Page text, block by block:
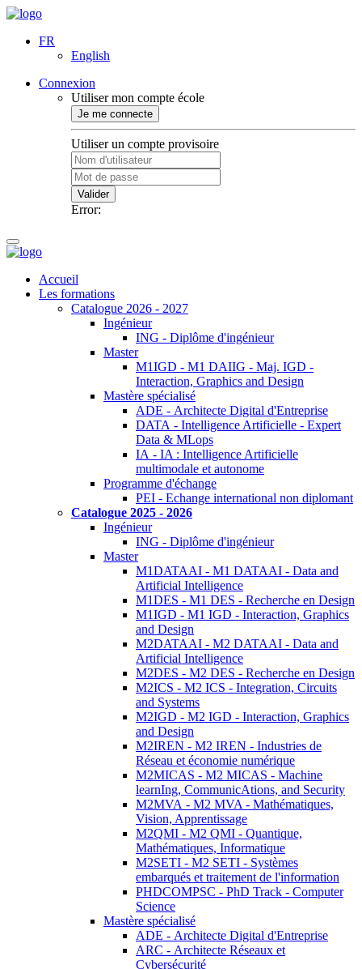
FR
English
Connexion
Utiliser mon compte école
Je me connecte
Utiliser un compte provisoire
Valider
Error:
Accueil
Les formations
Catalogue 2026 - 2027
Ingénieur
ING - Diplôme d'ingénieur
Master
M1IGD - M1 DAIIG - Maj. IGD -
Interaction, Graphics and Design
Mastère spécialisé
ADE - Architecte Digital d'Entreprise
DATA - Intelligence Artificielle - Expert
Data & MLops
IA - IA : Intelligence Artificielle
multimodale et autonome
Programme d'échange
PEI - Echange international non diplomant
Catalogue 2025 - 2026
Ingénieur
ING - Diplôme d'ingénieur
Master
M1DATAAI - M1 DATAAI - Data and
Artificial Intelligence
M1DES - M1 DES - Recherche en Design
M1IGD - M1 IGD - Interaction, Graphics
and Design
M2DATAAI - M2 DATAAI - Data and
Artificial Intelligence
M2DES - M2 DES - Recherche en Design
M2ICS - M2 ICS - Integration, Circuits
and Systems
M2IGD - M2 IGD - Interaction, Graphics
and Design
M2IREN - M2 IREN - Industries de
Réseau et économie numérique
M2MICAS - M2 MICAS - Machine
learnIng, CommunicAtions, and Security
M2MVA - M2 MVA - Mathématiques,
Vision, Apprentissage
M2QMI - M2 QMI - Quantique,
Mathématiques, Informatique
M2SETI - M2 SETI - Systèmes
embarqués et traitement de l'information
PHDCOMPSC - PhD Track - Computer
Science
Mastère spécialisé
ADE - Architecte Digital d'Entreprise
ARC - Architecte Réseaux et
Cybersécurité